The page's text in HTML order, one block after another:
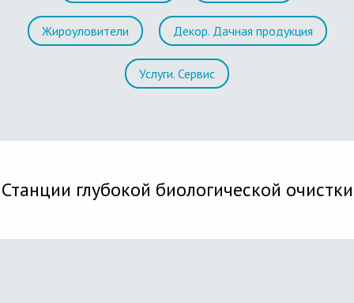
Жироуловители Декор. Дачная продукция
Услуги. Сервис
Станции глубокой биологической очистки